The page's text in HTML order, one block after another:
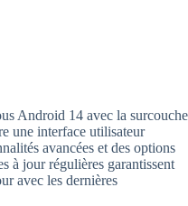
Android 14 avec la surcouche
une interface utilisateur
avancées et des options
à jour régulières garantissent
avec les dernières